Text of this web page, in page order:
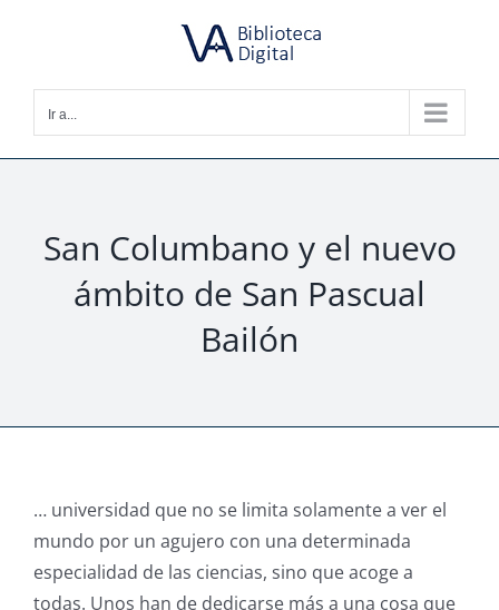
Ir a...
San Columbano y el nuevo
ámbito de San Pascual
Bailón
… universidad que no se limita solamente a ver el
mundo por un agujero con una determinada
especialidad de las ciencias, sino que acoge a
todas. Unos han de dedicarse más a una cosa que